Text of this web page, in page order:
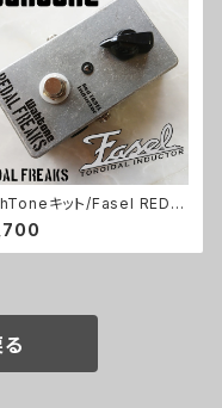
キット/Fasel REDイ
クター仕様【PEDAL FREA